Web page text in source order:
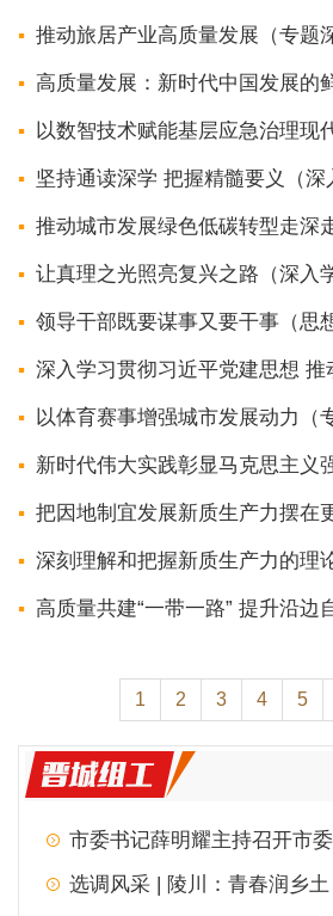
推动旅居产业高质量发展（专题
高质量发展：新时代中国发展的鲜明标识（深入学习贯彻习近平新时代中
以数智技术赋能基层应急治理现代化（治
坚持通读深学 把握精髓要义（深入学习贯彻习近平新时代中国特色社会主
推动城市发展绿色低碳转型走深走实（治
让真理之光照亮复兴之路（深入学习贯彻习近平新时代中国特色社会主义
领导干部既要谋事又要干事（思
深入学习贯彻习近平党建思想 推动新时代新征程纪检监察工作高质量发展
以体育赛事增强城市发展动力（专题
新时代伟大实践彰显马克思主义强大生命力（深入学习贯彻习近平新时代中
把因地制宜发展新质生产力摆在更加突出的战略位置（深入学习贯彻习近平
深刻理解和把握新质生产力的理论价值与实践要求（深入学习贯彻习近平新
高质量共建“一带一路” 提升沿边自贸试验区联通周边能力（
1 2 3 4 5
市委书记薛明耀主持召开市
选调风采 | 陵川：青春润乡土